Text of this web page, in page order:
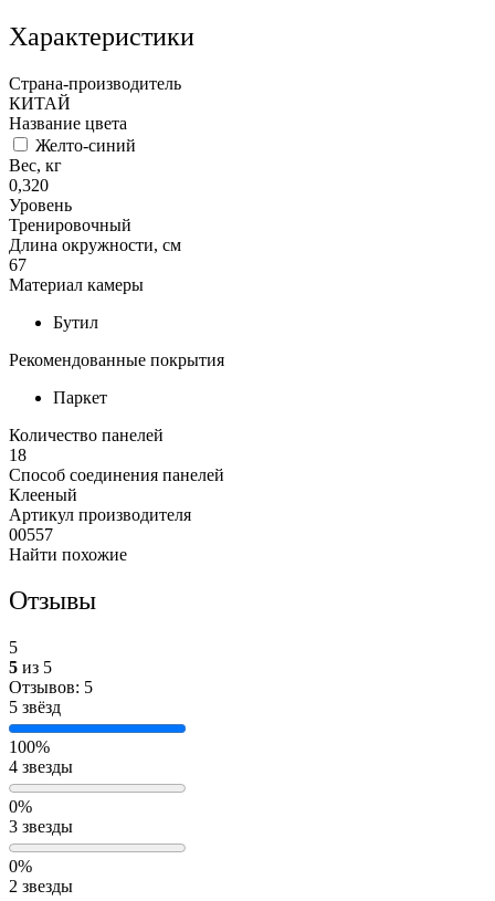
Характеристики
Страна-производитель
КИТАЙ
Название цвета
Желто-синий
Вес, кг
0,320
Уровень
Тренировочный
Длина окружности, см
67
Материал камеры
Бутил
Рекомендованные покрытия
Паркет
Количество панелей
18
Способ соединения панелей
Клееный
Артикул производителя
00557
Найти похожие
Отзывы
5
5 из 5
Отзывов: 5
5 звёзд
100%
4 звезды
0%
3 звезды
0%
2 звезды